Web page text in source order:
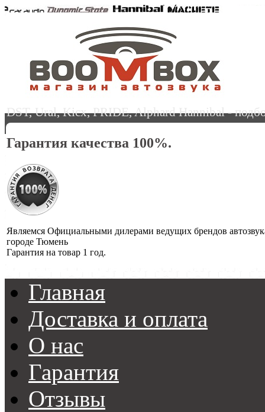
DST, Ural, Kicx, PRIDE, Alphard Hannibal -
Гарантия качества 100%.
Являемся Официальными дилерами ведущих брендов
городе Тюмень
Гарантия на товар 1 год.
Главная
Доставка и оплата
О нас
Гарантия
Отзывы